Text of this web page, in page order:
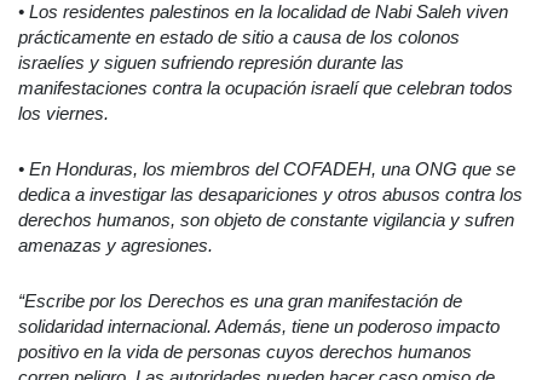
• Los residentes palestinos en la localidad de Nabi Saleh viven
prácticamente en estado de sitio a causa de los colonos
israelíes y siguen sufriendo represión durante las
manifestaciones contra la ocupación israelí que celebran todos
los viernes.
• En Honduras, los miembros del COFADEH, una ONG que se
dedica a investigar las desapariciones y otros abusos contra los
derechos humanos, son objeto de constante vigilancia y sufren
amenazas y agresiones.
“Escribe por los Derechos es una gran manifestación de
solidaridad internacional. Además, tiene un poderoso impacto
positivo en la vida de personas cuyos derechos humanos